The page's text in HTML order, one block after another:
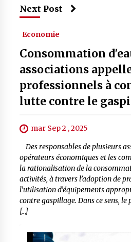
Next Post
Economie
Consommation
associations
professionnels à
lutte contre le
mar Sep 2 , 2025
Des responsables de plusieurs
opérateurs économiques et les
la rationalisation de la
activités, à travers l’adoption de
l’utilisation d’équipements
contre gaspillage. Dans ce sens, le
[…]